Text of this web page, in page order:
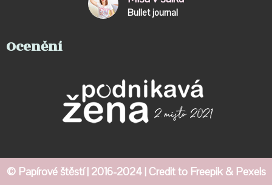
Bullet journal
Ocenění
© Papírové štěstí| 2016-2024 | Credit to Freepik& Pexels